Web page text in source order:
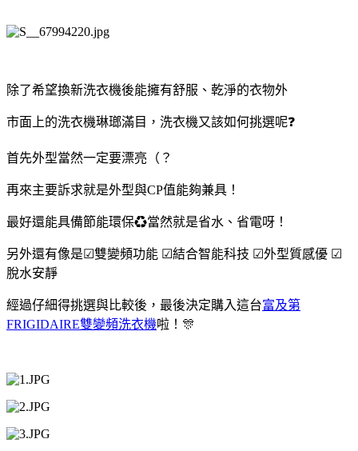
除了希望換新洗衣機後能擁有舒服、乾淨的衣物外
市面上的洗衣機琳瑯滿目，洗衣機又該如何挑選呢❓
首先外型當然一定要漂亮（？
再來主要訴求就是外型與CP值能夠兼具！
最好還能具備節能環保♻當然就是省水、省電呀！
另外還有像是☑雙變頻功能 ☑結合智能科技 ☑外型質感優 ☑
脫水安靜
經過仔細得挑選與比較後，最後決定購入這台富及第
FRIGIDAIRE雙變頻洗衣機啦！🎊